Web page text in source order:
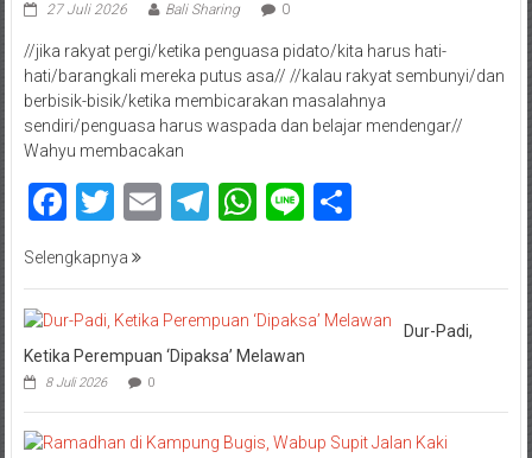
27 Juli 2026 Bali Sharing 0
//jika rakyat pergi/ketika penguasa pidato/kita harus hati-
hati/barangkali mereka putus asa// //kalau rakyat sembunyi/dan
berbisik-bisik/ketika membicarakan masalahnya
sendiri/penguasa harus waspada dan belajar mendengar//
Wahyu membacakan
Facebook
Twitter
EmailTelegram
WhatsApp
Line
Selengkapnya
Dur-Padi,
Ketika Perempuan ‘Dipaksa’ Melawan
8 Juli 2026 0